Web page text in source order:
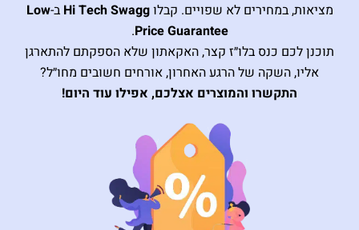
מציאות, במחירים לא שפויים. קבלוHi Tech Swagg ב-Low
Price Guarantee
.
תוכנן לכם כנס בלו״ז קצר, האקאתון שלא הספקתם להתארגן
אליו, השקה של הרגע האחרון, אורחים חשובים מחו״ל?
התקשרו והמוצרים אצלכם, אפילו עוד היום!